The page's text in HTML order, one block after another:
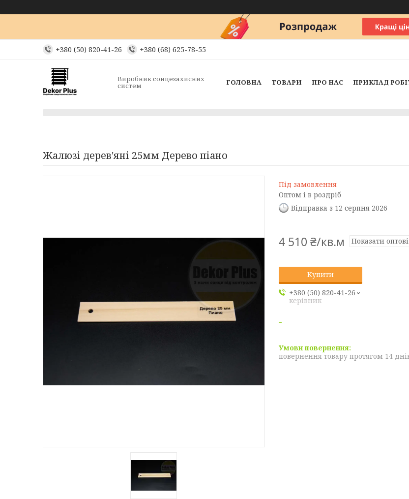
+380 (50) 820-41-26 +380 (68) 625-78-55
Виробник сонцезахисних
систем ГОЛОВНА ТОВАРИ ПРО НАС ПРИКЛАД
Жалюзі дерев'яні 25мм Дерево піано
Під замовлення
Оптом і в роздріб
Відправка з 12 серпня 2026
4 510 ₴/кв.м Показати
Купити
+380 (50) 820-41-26
керівник
повернення товару протягом 14